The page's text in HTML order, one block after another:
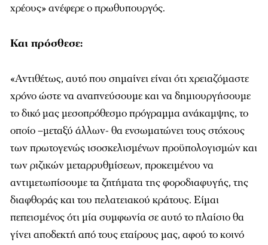
χρέους» ανέφερε ο πρωθυπουργός.
Και πρόσθεσε:
«Αντιθέτως, αυτό που σημαίνει είναι ότι χρειαζόμαστε
χρόνο ώστε να αναπνεύσουμε και να δημιουργήσουμε
το δικό μας μεσοπρόθεσμο πρόγραμμα ανάκαμψης, το
οποίο –μεταξύ άλλων- θα ενσωματώνει τους στόχους
των πρωτογενώς ισοσκελισμένων προϋπολογισμών και
των ριζικών μεταρρυθμίσεων, προκειμένου να
αντιμετωπίσουμε τα ζητήματα της φοροδιαφυγής, της
διαφθοράς και του πελατειακού κράτους. Είμαι
πεπεισμένος ότι μία συμφωνία σε αυτό το πλαίσιο θα
γίνει αποδεκτή από τους εταίρους μας, αφού το κοινό